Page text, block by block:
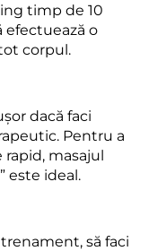
timp de 10
efectuează o
corpul.
dacă faci
Pentru a
rapid, masajul
este ideal.
să faci